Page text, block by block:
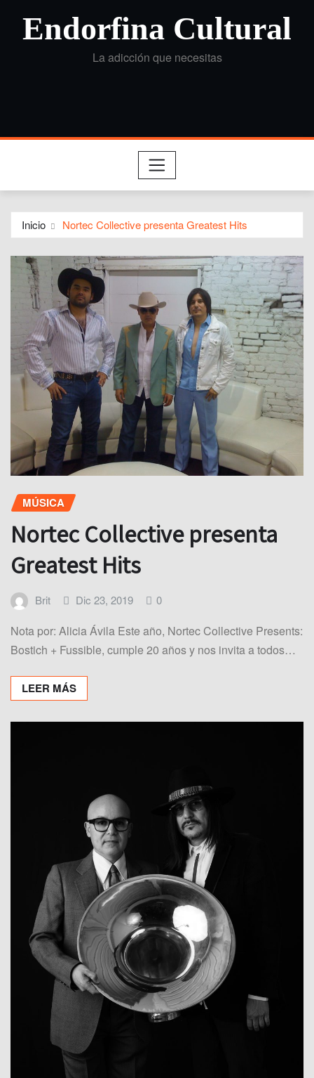
Endorfina Cultural
La adicción que necesitas
Inicio Nortec Collective presenta Greatest Hits
MÚSICA
Nortec Collective presenta
Greatest Hits
Brit Dic 23, 2019 0
Nota por: Alicia Ávila Este año, Nortec Collective Presents:
Bostich + Fussible, cumple 20 años y nos invita a todos…
LEER MÁS